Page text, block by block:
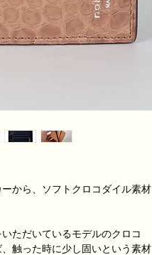
から、ソフトクロコダイル素材
ただいているモデルのクロコ
触った時に少し固いという素材